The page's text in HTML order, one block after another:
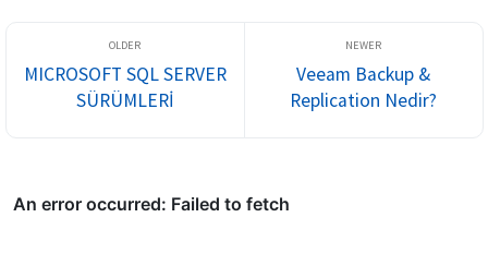
MICROSOFT SQL SERVER
SÜRÜMLERİ
Veeam Backup &
Replication Nedir?